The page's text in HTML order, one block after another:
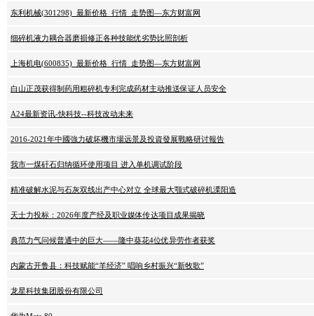
东利机械(301298)_最新价格_行情_走势图—东方财富网
细碎机液力耦合器磨损修正各种技能优劣势比照剖析
上海机电(600835)_最新价格_行情_走势图—东方财富网
白山正茂获得制药用粗碎机专利完成药材主动推送保证人员安全
A24最新资讯-快科技--科技改动未来
2016-2021年中國強力破坏機市場远景及投資發展戰略研讨報告
我市一煤矸石归纳循环使用项目 进入单机调试阶段
精准破解水泥与石灰双线出产中心对立 全球最大颚式破碎机溧阳造
天士力投标：2026年度产经及职业媒体传达项目成果揭晓
典范力气问候普通中的巨大——隆中葵花4位优异劳作者获奖
内蒙古开鲁县：科技赋能“羊经济” 唱响乡村振兴“新牧歌”
龙星科技集团股份有限公司